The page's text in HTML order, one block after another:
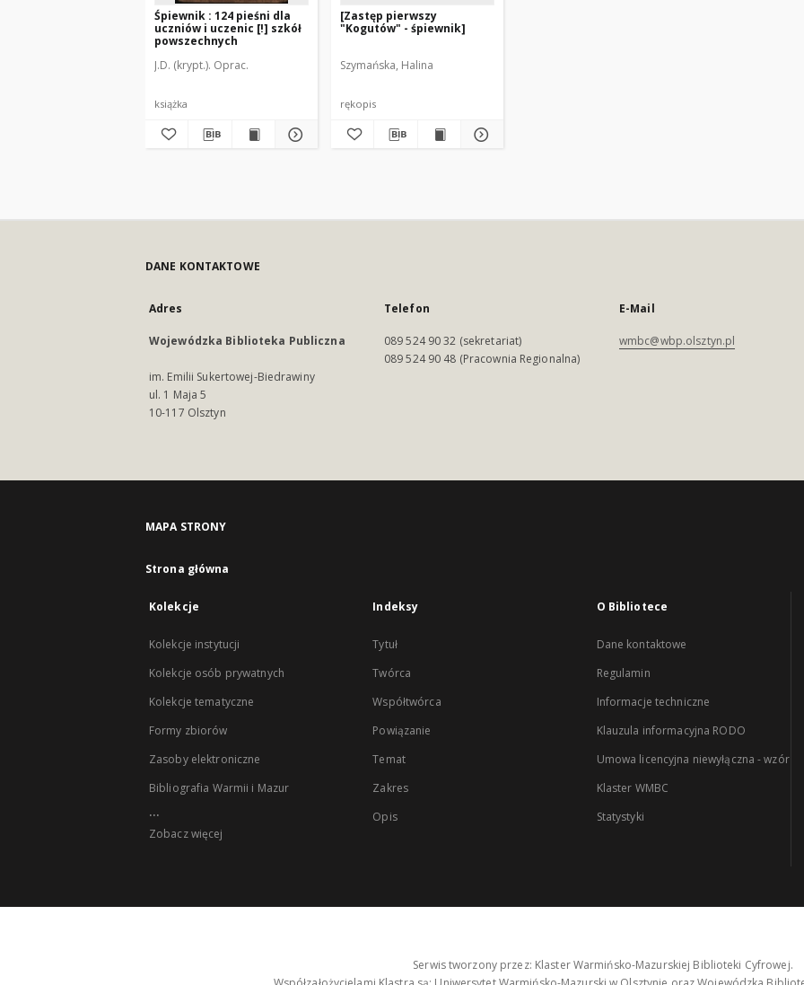
Śpiewnik : 124 pieśni dla
uczniów i uczenic [!] szkół
powszechnych
J.D. (krypt.). Oprac.
książka
[Zastęp pierwszy
"Kogutów" - śpiewnik]
Szymańska, Halina
rękopis
DANE KONTAKTOWE
Adres
Wojewódzka Biblioteka Publiczna
im. Emilii Sukertowej-Biedrawiny
ul. 1 Maja 5
10-117 Olsztyn
Telefon
089 524 90 32 (sekretariat)
089 524 90 48 (Pracownia Regionalna)
E-Mail
wmbc@wbp.olsztyn.pl
MAPA STRONY
Strona główna
Kolekcje
Kolekcje instytucji
Kolekcje osób prywatnych
Kolekcje tematyczne
Formy zbiorów
Zasoby elektroniczne
Bibliografia Warmii i Mazur
...
Zobacz więcej
Indeksy
Tytuł
Twórca
Współtwórca
Powiązanie
Temat
Zakres
Opis
O Bibliotece
Dane kontaktowe
Regulamin
Informacje techniczne
Klauzula informacyjna RODO
Umowa licencyjna niewyłączna - wzór
Klaster WMBC
Statystyki
Serwis tworzony przez: Klaster Warmińsko-Mazurskiej Biblioteki Cyfrowej.